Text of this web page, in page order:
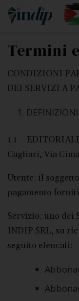
Termini
CONDIZIONI
DEI SERVIZI A
DEFINIZIONI
1.1
Cagliari, Via
Utente: il
pagamento
Servizio: uno dei
INDIP SRL, su
seguito elencati: